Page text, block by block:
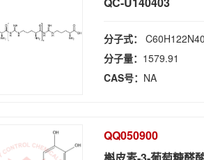
分子式：
分子量： 1579.91
CAS号： NA
QQ050900